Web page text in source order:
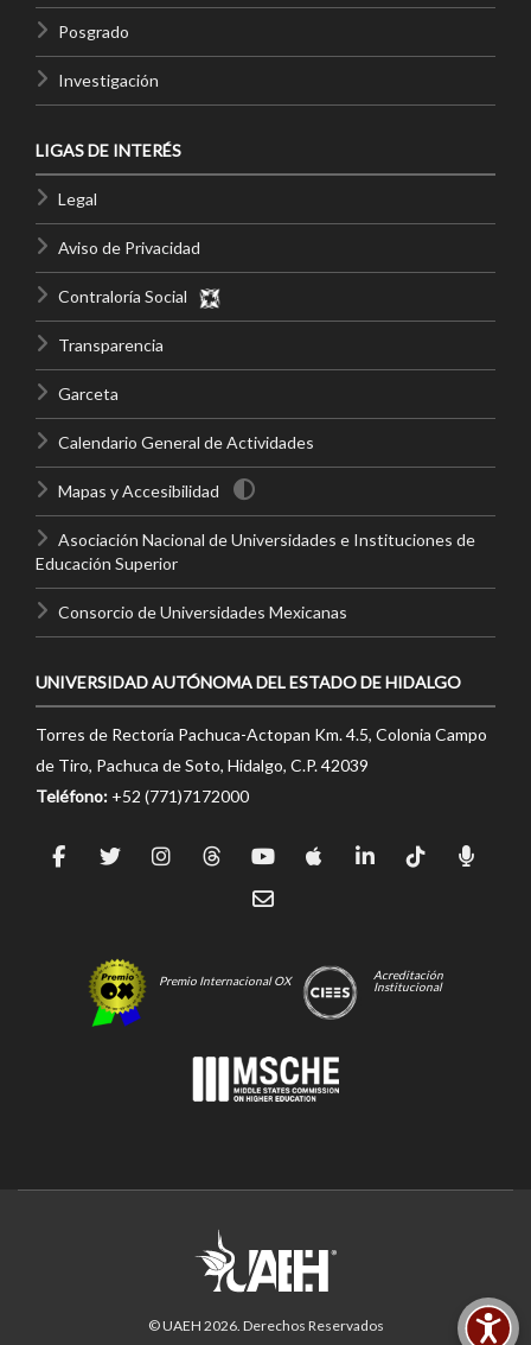
Posgrado
Investigación
LIGAS DE INTERÉS
Legal
Aviso de Privacidad
Contraloría Social
Transparencia
Garceta
Calendario General de Actividades
Mapas y Accesibilidad
Asociación Nacional de Universidades e Instituciones de
Educación Superior
Consorcio de Universidades Mexicanas
UNIVERSIDAD AUTÓNOMA DEL ESTADO DE HIDALGO
Torres de Rectoría Pachuca-Actopan Km. 4.5, Colonia Campo
de Tiro, Pachuca de Soto, Hidalgo, C.P. 42039
Teléfono: +52 (771)7172000
Premio Internacional OX
Acreditación
Institucional
© UAEH 2026. Derechos Reservados